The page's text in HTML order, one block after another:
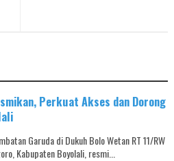
Perkuat Akses dan Dorong
Garuda di Dukuh Bolo Wetan RT 11/RW
Kabupaten Boyolali, resmi...